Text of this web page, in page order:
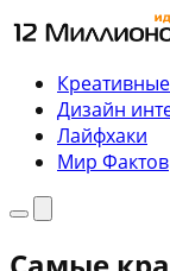
Перейти
к
содержимому
Дизайн
Лайфхаки
Мир Фактов
МенюПоиск